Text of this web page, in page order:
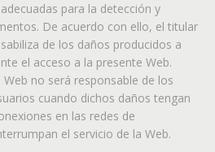
para la detección y
De acuerdo con ello, el titular
de los daños producidos a
el acceso a la presente Web.
no será responsable de los
cuando dichos daños tengan
en las redes de
el servicio de la Web.